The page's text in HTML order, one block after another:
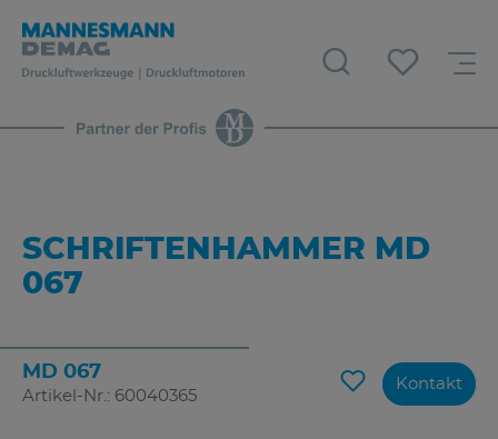
SCHRIFTENHAMMER MD
067
MD 067
Artikel-Nr.: 60040365
Kontakt